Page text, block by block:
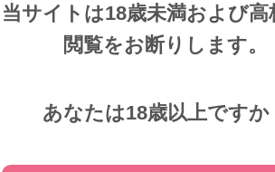
当サイトは18歳未満および高
閲覧をお断りします。
あなたは18歳以上ですか